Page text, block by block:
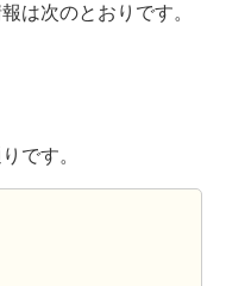
は次のとおりです。
です。